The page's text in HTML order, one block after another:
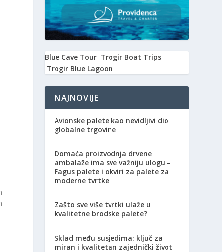
Blue Cave Tour Trogir Boat Trips
Trogir Blue Lagoon
NAJNOVIJE
Avionske palete kao nevidljivi dio
globalne trgovine
Domaća proizvodnja drvene
ambalaže ima sve važniju ulogu –
Fagus palete i okviri za palete za
moderne tvrtke
Zašto sve više tvrtki ulaže u
kvalitetne brodske palete?
Sklad među susjedima: ključ za
miran i kvalitetan zajednički život